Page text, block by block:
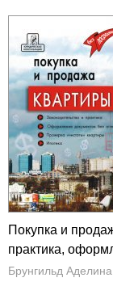
Покупка и
практика,
Брунгильд Аделина